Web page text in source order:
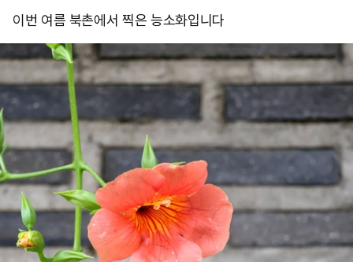
이번 여름 북촌에서 찍은 능소화입니다